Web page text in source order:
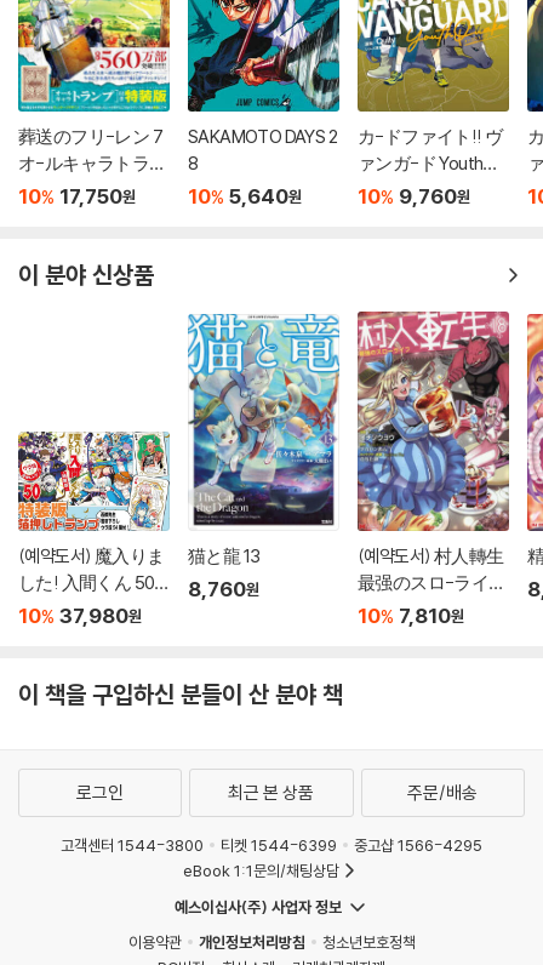
葬送のフリ-レン 7
オ-ルキャラトラン
プ付き特裝版
10% 17,750원
SAKAMOTO DAYS 2
8
10% 5,640원
カ-ドファイト!! ヴ
ァンガ-ド YouthQu
ake 6
10% 9,760원
이 분야 신상품
(예약도서) 魔入りま
した! 入間くん 50
特裝版
10% 37,980원
猫と龍 13
8,760원
(예약도서) 村人轉生
最强のスロ-ライフ
18
10% 7,810원
이 책을 구입하신 분들이 산 분야 책
로그인 최근 본 상품 주문/배송
고객센터 1544-3800 티켓 1544-6399
중고샵 1566-4295
eBook 1:1문의/채팅상담
예스이십사(주) 사업자 정보
이용약관
개인정보처리방침
청소년보호정책